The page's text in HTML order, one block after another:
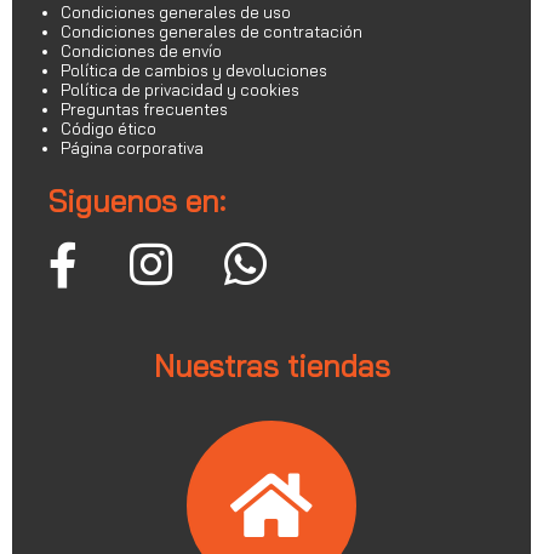
Condiciones generales de uso
Condiciones generales de contratación
Condiciones de envío
Política de cambios y devoluciones
Política de privacidad y cookies
Preguntas frecuentes
Código ético
Página corporativa
Siguenos en:
Nuestras tiendas